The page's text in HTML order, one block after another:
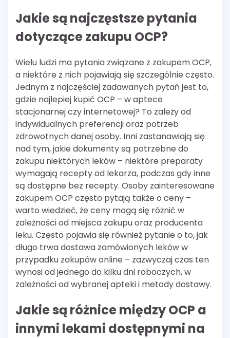
Jakie są najczęstsze pytania
dotyczące zakupu OCP?
Wielu ludzi ma pytania związane z zakupem OCP,
a niektóre z nich pojawiają się szczególnie często.
Jednym z najczęściej zadawanych pytań jest to,
gdzie najlepiej kupić OCP – w aptece
stacjonarnej czy internetowej? To zależy od
indywidualnych preferencji oraz potrzeb
zdrowotnych danej osoby. Inni zastanawiają się
nad tym, jakie dokumenty są potrzebne do
zakupu niektórych leków – niektóre preparaty
wymagają recepty od lekarza, podczas gdy inne
są dostępne bez recepty. Osoby zainteresowane
zakupem OCP często pytają także o ceny –
warto wiedzieć, że ceny mogą się różnić w
zależności od miejsca zakupu oraz producenta
leku. Często pojawia się również pytanie o to, jak
długo trwa dostawa zamówionych leków w
przypadku zakupów online – zazwyczaj czas ten
wynosi od jednego do kilku dni roboczych, w
zależności od wybranej apteki i metody dostawy.
Jakie są różnice między OCP a
innymi lekami dostępnymi na